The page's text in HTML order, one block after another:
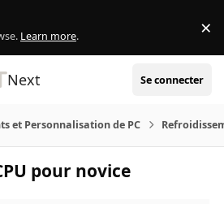
Learn more. ×
Next Se connecter
et Personnalisation de PC
pour novice